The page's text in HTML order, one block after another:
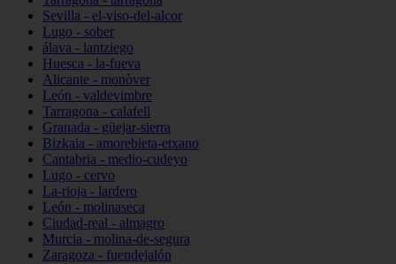
Sevilla - el-viso-del-alcor
Lugo - sober
álava - lantziego
Huesca - la-fueva
Alicante - monòver
León - valdevimbre
Tarragona - calafell
Granada - güejar-sierra
Bizkaia - amorebieta-etxano
Cantabria - medio-cudeyo
Lugo - cervo
La-rioja - lardero
León - molinaseca
Ciudad-real - almagro
Murcia - molina-de-segura
Zaragoza - fuendejalón